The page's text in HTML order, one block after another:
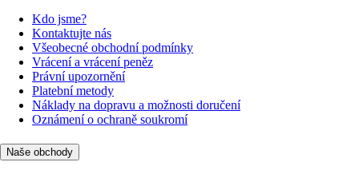
Kdo jsme?
Kontaktujte nás
Všeobecné obchodní podmínky
Vrácení a vrácení peněz
Právní upozornění
Platební metody
Náklady na dopravu a možnosti doručení
Oznámení o ochraně soukromí
Naše obchody